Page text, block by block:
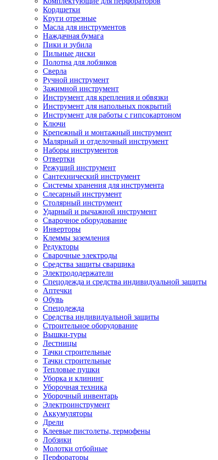
Кордщетки
Круги отрезные
Масла для инструментов
Наждачная бумага
Пики и зубила
Пильные диски
Полотна для лобзиков
Сверла
Ручной инструмент
Зажимной инструмент
Инструмент для крепления и обвязки
Инструмент для напольных покрытий
Инструмент для работы с гипсокартоном
Ключи
Крепежный и монтажный инструмент
Малярный и отделочный инструмент
Наборы инструментов
Отвертки
Режущий инструмент
Сантехнический инструмент
Системы хранения для инструмента
Слесарный инструмент
Столярный инструмент
Ударный и рычажной инструмент
Сварочное оборудование
Инверторы
Клеммы заземления
Редукторы
Сварочные электроды
Средства защиты сварщика
Электрододержатели
Спецодежда и средства индивидуальной защиты
Аптечки
Обувь
Спецодежда
Средства индивидуальной защиты
Строительное оборудование
Вышки-туры
Лестницы
Тачки строительные
Тачки строительные
Тепловые пушки
Уборка и клининг
Уборочная техника
Уборочный инвентарь
Электроинструмент
Аккумуляторы
Дрели
Клеевые пистолеты, термофены
Лобзики
Молотки отбойные
Перфораторы